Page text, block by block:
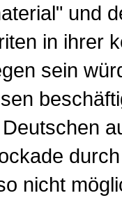
und
in ihrer
sein
nicht